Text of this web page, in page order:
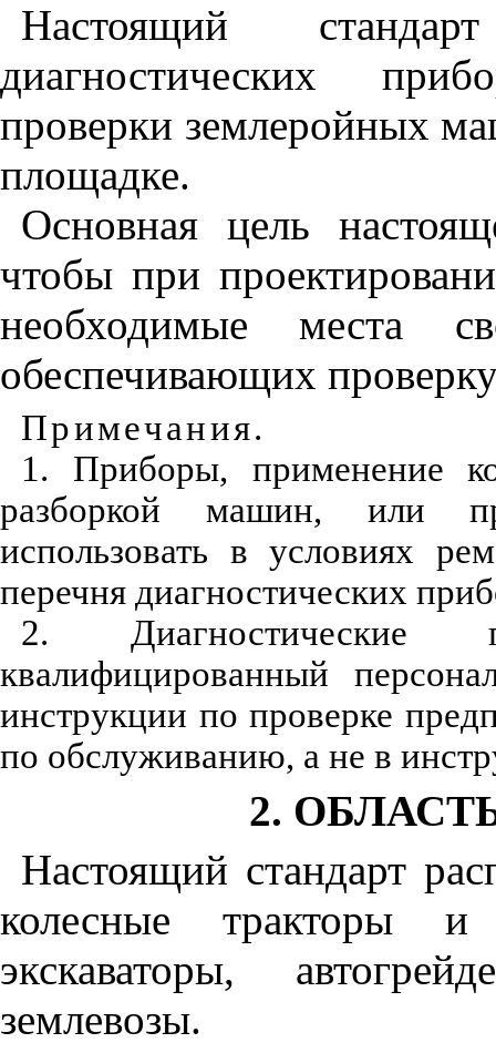
Настоящий
диагностических
проверки землеройных
площадке.
Основная цель
чтобы при
необходимые места
обеспечивающих
Примечания.
1. Приборы, применение
разборкой машин, или
использовать в условиях
перечня диагностических
2. Диагностические
квалифицированный
инструкции по проверке
по обслуживанию, а не в
2.
Настоящий стандарт
колесные тракторы и
экскаваторы,
землевозы.